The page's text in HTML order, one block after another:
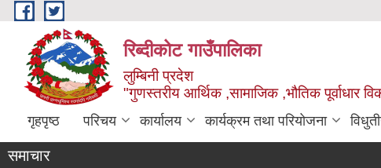
Skip to main content
रिब्दीकोट गाउँपालिका
लुम्बिनी प्रदेश
"गुणस्तरीय आर्थिक ,सामाजिक ,भौतिक पूर्वाधार
गृहपृष्ठ परिचय कार्यालय कार्यक्रम तथा परियोजना
समाचार